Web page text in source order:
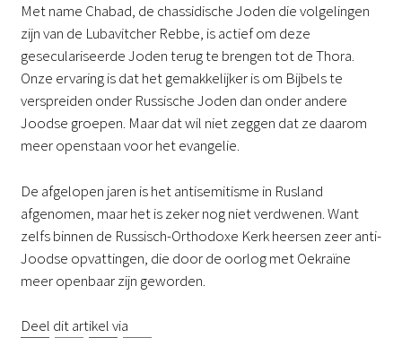
Met name Chabad, de chassidische Joden die volgelingen
zijn van de Lubavitcher Rebbe, is actief om deze
geseculariseerde Joden terug te brengen tot de Thora.
Onze ervaring is dat het gemakkelijker is om Bijbels te
verspreiden onder Russische Joden dan onder andere
Joodse groepen. Maar dat wil niet zeggen dat ze daarom
meer openstaan voor het evangelie.
De afgelopen jaren is het antisemitisme in Rusland
afgenomen, maar het is zeker nog niet verdwenen. Want
zelfs binnen de Russisch-Orthodoxe Kerk heersen zeer anti-
Joodse opvattingen, die door de oorlog met Oekraïne
meer openbaar zijn geworden.
Deel dit artikel via